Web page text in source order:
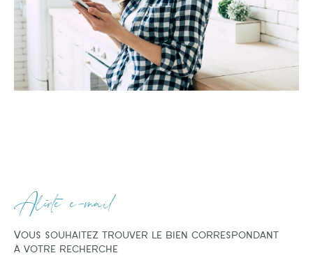
Alerte e-mail
Vous souhaitez trouver le bien correspondant
à votre recherche